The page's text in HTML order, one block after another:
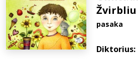
Žvirbliu
pasaka
Diktorius: